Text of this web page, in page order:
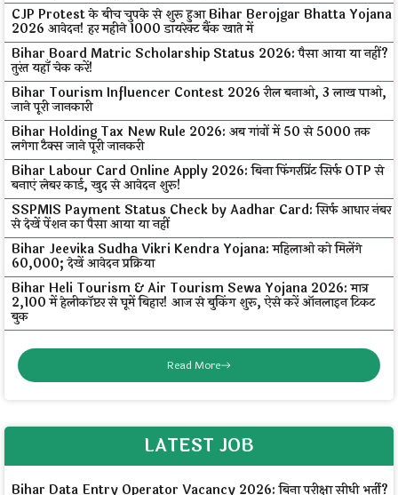
CJP Protest के बीच चुपके से शुरू हुआ Bihar Berojgar Bhatta Yojana
2026 आवेदन! हर महीने ₹1000 डायरेक्ट बैंक खाते में
Bihar Board Matric Scholarship Status 2026: पैसा आया या नहीं?
तुरंत यहाँ चेक करें!
Bihar Tourism Influencer Contest 2026 रील बनाओ, ₹3 लाख पाओ,
जाने पूरी जानकारी
Bihar Holding Tax New Rule 2026: अब गांवों में ₹50 से ₹5000 तक
लगेगा टैक्स जाने पूरी जानकरी
Bihar Labour Card Online Apply 2026: बिना फिंगरप्रिंट सिर्फ OTP से
बनाएं लेबर कार्ड, खुद से आवेदन शुरू!
SSPMIS Payment Status Check by Aadhar Card: सिर्फ आधार नंबर
से देखें पेंशन का पैसा आया या नहीं
Bihar Jeevika Sudha Vikri Kendra Yojana: महिलाओं को मिलेंगे
₹60,000; देखें आवेदन प्रक्रिया
Bihar Heli Tourism & Air Tourism Sewa Yojana 2026: मात्र
₹2,100 में हेलीकॉप्टर से घूमें बिहार! आज से बुकिंग शुरू, ऐसे करें ऑनलाइन टिकट
बुक
Read More
LATEST JOB
Bihar Data Entry Operator Vacancy 2026: बिना परीक्षा सीधी भर्ती?